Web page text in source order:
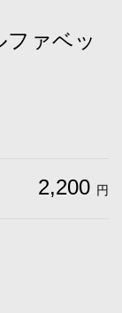
ァベッ
2,200 円